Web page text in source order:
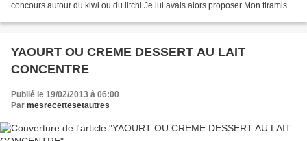
concours autour du kiwi ou du litchi Je lui avais alors proposer Mon tiramisu
YAOURT OU CREME DESSERT AU LAIT
CONCENTRE
Publié le 19/02/2013 à 06:00
Par mesrecettesetautres